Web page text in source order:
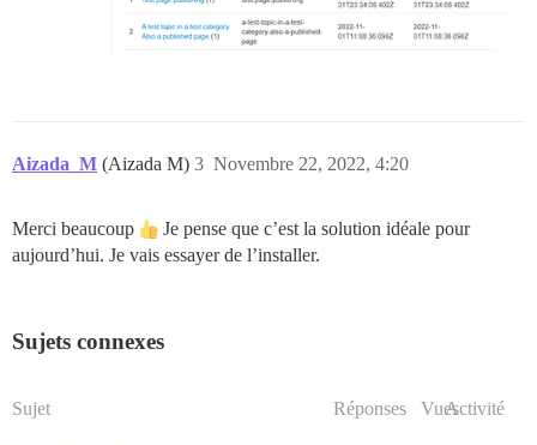
Aizada_M (Aizada M) Novembre 22, 2022, 4:20
3
Merci beaucoup
Je pense que c’est la solution idéale pour
aujourd’hui. Je vais essayer de l’installer.
Sujets connexes
Sujet Réponses VuesActivité